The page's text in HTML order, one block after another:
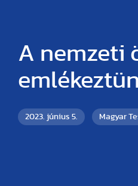
A nemzeti
2023. június 5. Magyar